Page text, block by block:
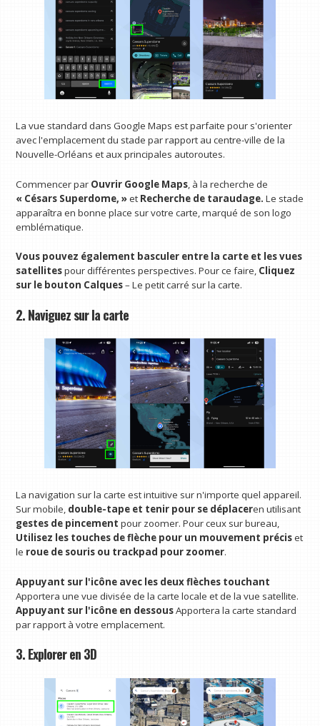
La vue standard dans Google Maps est parfaite pour s'orienter
avec l'emplacement du stade par rapport au centre-ville de la
Nouvelle-Orléans et aux principales autoroutes.
Commencer par Ouvrir Google Maps, à la recherche de
« Césars Superdome, »et Recherche de taraudage.Le stade
apparaîtra en bonne place sur votre carte, marqué de son logo
emblématique.
Vous pouvez également basculer entre la carte et les vues
satellitespour différentes perspectives. Pour ce faire, Cliquez
sur le bouton Calques– Le petit carré sur la carte.
2. Naviguez sur la carte
La navigation sur la carte est intuitive sur n'importe quel appareil.
Sur mobile, double-tape et tenir pour se déplaceren utilisant
gestes de pincement pour zoomer. Pour ceux sur bureau,
Utilisez les touches de flèche pour un mouvement préciset
le roue de souris ou trackpad pour zoomer.
Appuyant sur l'icône avec les deux flèches touchant
Apportera une vue divisée de la carte locale et de la vue satellite.
Appuyant sur l'icône en dessousApportera la carte standard
par rapport à votre emplacement.
3. Explorer en 3D